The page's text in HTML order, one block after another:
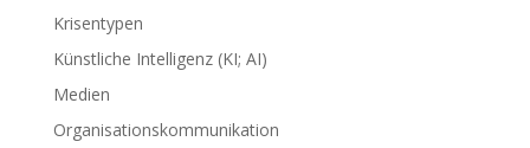
Krisentypen
Künstliche Intelligenz (KI; AI)
Medien
Organisationskommunikation